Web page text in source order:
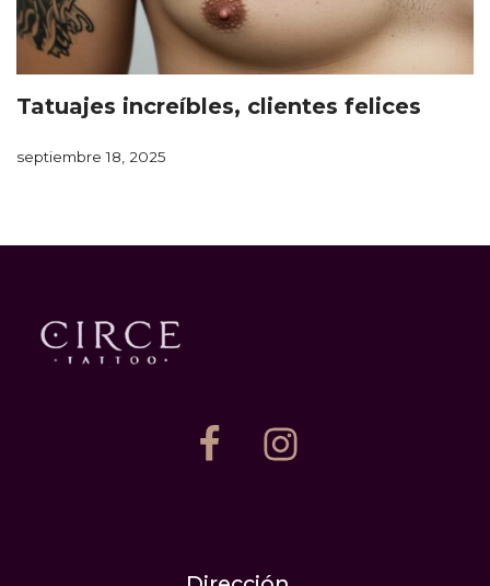
Tatuajes increíbles, clientes felices
septiembre 18, 2025